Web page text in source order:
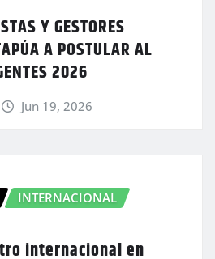
Y GESTORES
A POSTULAR AL
2026
Jun 19, 2026
INTERNACIONAL
internacional en